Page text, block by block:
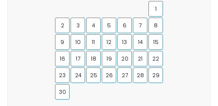
1
2 3 4 5 6 7 8
9 10 11 12 13 14 15
16 17 18 19 20 21 22
23 24 25 26 27 28 29
30